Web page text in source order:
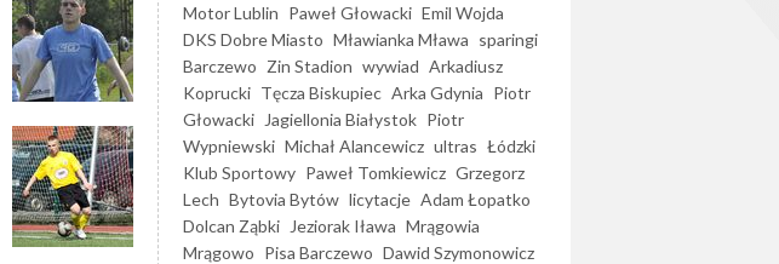
Motor Lublin Paweł Głowacki Emil Wojda
DKS Dobre Miasto Mławianka Mława sparingi
Barczewo Zin Stadion wywiad Arkadiusz
Koprucki Tęcza Biskupiec Arka Gdynia Piotr
Głowacki
Jagiellonia Białystok Piotr
Wypniewski Michał Alancewicz ultras Łódzki
Klub Sportowy Paweł Tomkiewicz Grzegorz
Lech Bytovia Bytów licytacje Adam Łopatko
Dolcan Ząbki
Jeziorak Iława Mrągowia
Mrągowo Pisa Barczewo Dawid Szymonowicz